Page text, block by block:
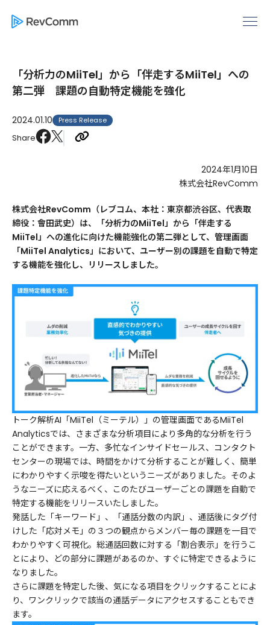
「分析力のMiiTel」から「伴走するMiiTel」への
第二弾 課題の自動特定機能を強化
2024.01.10 Press Release
Share
2024年1月10日
株式会社RevComm
株式会社RevComm（レブコム、本社：東京都渋谷区、代表取
締役：會田武史）は、「分析力のMiiTel」から「伴走する
MiiTel」への進化に向けた機能強化の第二弾として、管理画面
「MiiTel Analytics」において、ユーザー別の課題を自動で特定
する機能を強化し、リリースしました。
トーク解析AI「MiiTel（ミーテル）」の管理画面であるMiiTel
Analyticsでは、さまざまな分析項目により多角的な分析を行う
ことができます。一方、多忙なインサイドセールス、コンタクト
センターの現場では、時間をかけて分析することが難しく、簡単
にわかりやすく示唆を得たいというニーズがありました。そのよ
うなニーズに応えるべく、このたびユーザーごとの課題を自動で
特定する機能をリリースいたしました。
発話した「キーワード」、「通話分数の内訳」、通話後にタグ付
けした「応対メモ」の３つの観点からメンバー毎の課題を一目で
わかりやすく可視化。総通話回数に対する「割合表示」を行うこ
とにより、どの部分に課題があるのか、すぐに特定できるように
なりました。
さらに課題を特定した後、気になる項目をクリックすることによ
り、ワンクリックで該当の通話データにアクセスすることもでき
ます。